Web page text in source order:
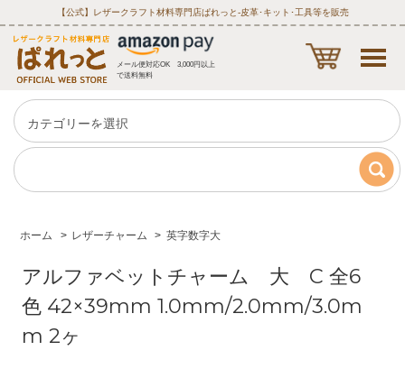
【公式】レザークラフト材料専門店ぱれっと‐皮革･キット･工具等を販売
メール便対応OK 3,000円以上
で送料無料
ホーム > レザーチャーム > 英字数字大
アルファベットチャーム 大 C 全6
色 42×39mm 1.0mm/2.0mm/3.0m
m 2ヶ